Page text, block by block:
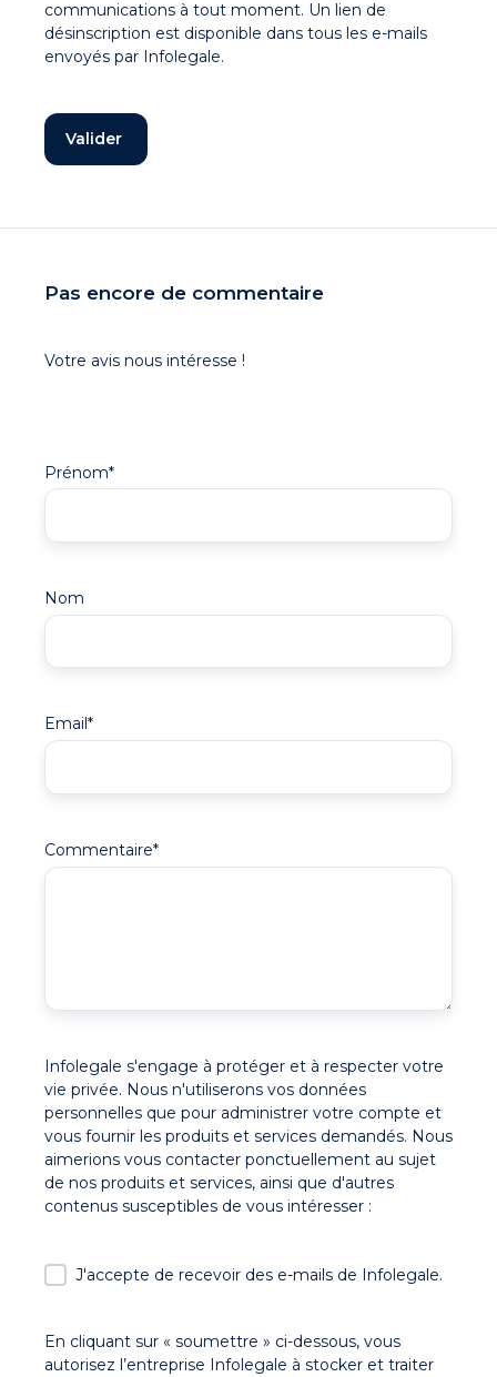
communications à tout moment. Un lien de
désinscription est disponible dans tous les e-mails
envoyés par Infolegale.
Pas encore de commentaire
Votre avis nous intéresse !
Prénom*
Nom
Email*
Commentaire*
Infolegale s'engage à protéger et à respecter votre
vie privée. Nous n'utiliserons vos données
personnelles que pour administrer votre compte et
vous fournir les produits et services demandés. Nous
aimerions vous contacter ponctuellement au sujet
de nos produits et services, ainsi que d'autres
contenus susceptibles de vous intéresser :
J'accepte de recevoir des e-mails de Infolegale.
En cliquant sur « soumettre » ci-dessous, vous
autorisez l’entreprise Infolegale à stocker et traiter